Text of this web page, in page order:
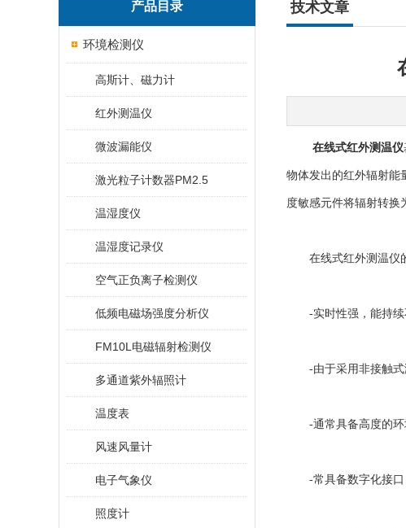
产品目录
环境检测仪
高斯计、磁力计
红外测温仪
微波漏能仪
激光粒子计数器PM2.5
温湿度仪
温湿度记录仪
空气正负离子检测仪
低频电磁场强度分析仪
FM10L电磁辐射检测仪
多通道紫外辐照计
温度表
风速风量计
电子气象仪
照度计
技术文章
在线式红外测温仪
物体发出的红外辐射能
度敏感元件将辐射转换
在线式红外测温仪的
-实时性强，能持续不
-由于采用非接触式测
-通常具备高度的环境
-常具备数字化接口，